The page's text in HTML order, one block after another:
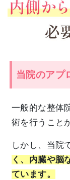
当院のアプ
一般的な整体
術を行うこと
しかし、当院
く、内臓や脳
ています。